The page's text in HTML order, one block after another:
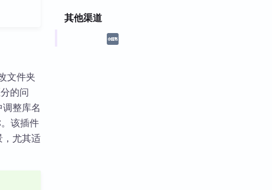
其他渠道
文件夹
的问
整库名
该插件
，尤其适